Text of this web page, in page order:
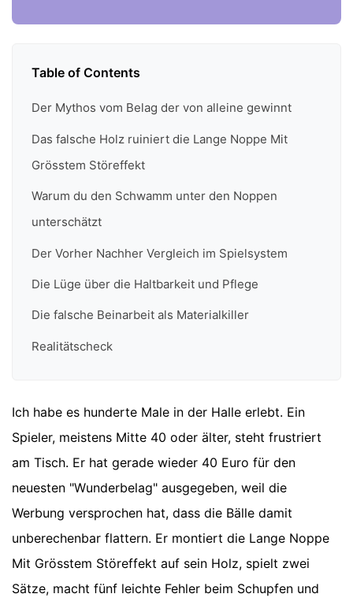
Table of Contents
Der Mythos vom Belag der von alleine gewinnt
Das falsche Holz ruiniert die Lange Noppe Mit
Grösstem Störeffekt
Warum du den Schwamm unter den Noppen
unterschätzt
Der Vorher Nachher Vergleich im Spielsystem
Die Lüge über die Haltbarkeit und Pflege
Die falsche Beinarbeit als Materialkiller
Realitätscheck
Ich habe es hunderte Male in der Halle erlebt. Ein
Spieler, meistens Mitte 40 oder älter, steht frustriert
am Tisch. Er hat gerade wieder 40 Euro für den
neuesten "Wunderbelag" ausgegeben, weil die
Werbung versprochen hat, dass die Bälle damit
unberechenbar flattern. Er montiert die Lange Noppe
Mit Grösstem Störeffekt auf sein Holz, spielt zwei
Sätze, macht fünf leichte Fehler beim Schupfen und